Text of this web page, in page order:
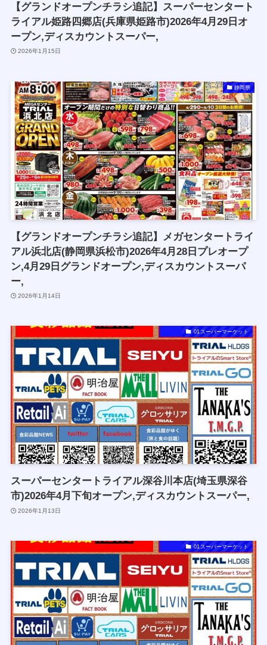
【グランドオープンチラシ追記】スーパーセンタート
ライアル姫路四郷店(兵庫県姫路市)2026年4月29日オ
ープン,ディスカウントスーパー,
2026年1月15日
静岡県
【グランドオープンチラシ追記】メガセンタートライ
アル浜北店(静岡県浜松市)2026年4月28日プレオープ
ン,4月29日グランドオープン,ディスカウントスーパ
ー,
2026年1月14日
01スーパーマーケット
スーパーセンタートライアル深谷川本店(埼玉県深谷
市)2026年4月下旬オープン,ディスカウントスーパー,
2026年1月13日
01スーパーマーケット